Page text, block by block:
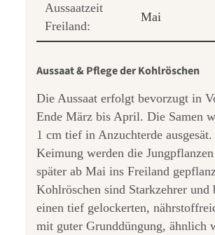
Aussaatzeit
Freiland:
Mai
Aussaat & Pflege der Kohlröschen
Die Aussaat erfolgt bevorzugt in
Ende März bis April. Die Samen
1 cm tief in Anzuchterde
Keimung werden die
später ab Mai ins Freiland
Kohlröschen sind Starkzehrer und
einen tief gelockerten,
mit guter Grunddüngung, ähnlich